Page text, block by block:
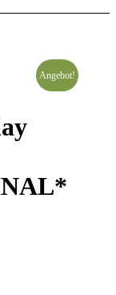
Angebot!